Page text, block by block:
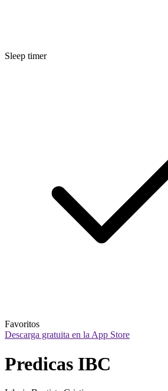
Sleep timer
Favoritos
Descarga gratuita en la App Store
Predicas IBC